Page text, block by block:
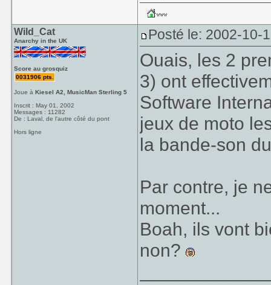
Wild_Cat
Anarchy in the UK
Score au grosquiz
0031906 pts.
Joue àKiesel A2, MusicMan Sterling 5
Inscrit : May 01, 2002
Messages : 11282
De : Laval, de l'autre côté du pont
Hors ligne
Posté le: 2002-10-
Ouais, les 2
3) ont
Software
jeux de moto
la bande-son
Par contre, je
moment...
Boah, ils vont
non?